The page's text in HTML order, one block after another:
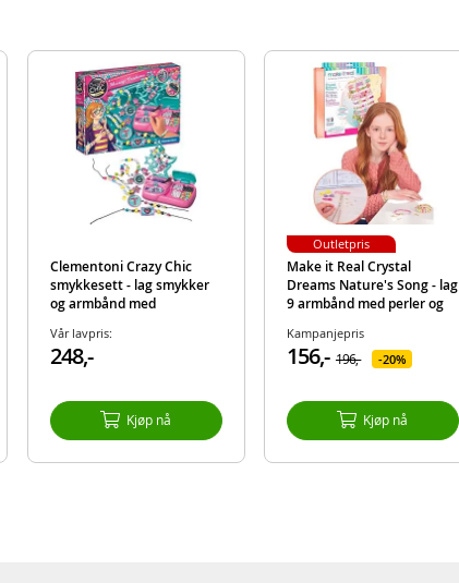
3555801286650
Clementoni Crazy Chic
smykkesett - lag smykker
og armbånd med
diamantperler
Vår lavpris:
248,-
Kjøp nå
Make it Real Crystal
Dreams Nature's Song - lag
9 armbånd med perler og
naturen
Kampanjepris
156,- 196,- 20%
Kjøp nå
Outletpris